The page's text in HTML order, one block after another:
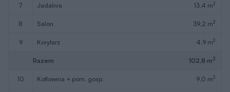
7 jadalnia 13,4 m2
8 salon 39,2 m2
9 korytarz 4,9 m2
Razem 102,8 m2
10 kotłownia + pom. gosp. 9,0 m2